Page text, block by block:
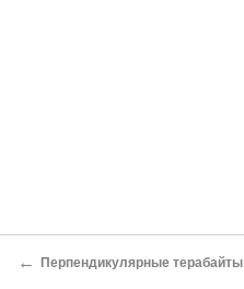
← Перпендикулярные терабайты